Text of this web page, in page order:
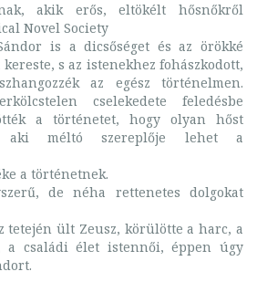
akik erős, eltökélt hősnőkről
Novel Society
is a dicsőséget és az örökké
s az istenekhez fohászkodott,
az egész történelmen.
cselekedete feledésbe
a történetet, hogy olyan hőst
aki méltó szereplője lehet a
a történetnek.
de néha rettenetes dolgokat
tetején ült Zeusz, körülötte a harc, a
a családi élet istennői, éppen úgy